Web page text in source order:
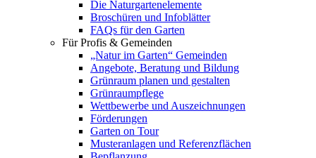
Die Naturgartenelemente
Broschüren und Infoblätter
FAQs für den Garten
Für Profis & Gemeinden
„Natur im Garten“ Gemeinden
Angebote, Beratung und Bildung
Grünraum planen und gestalten
Grünraumpflege
Wettbewerbe und Auszeichnungen
Förderungen
Garten on Tour
Musteranlagen und Referenzflächen